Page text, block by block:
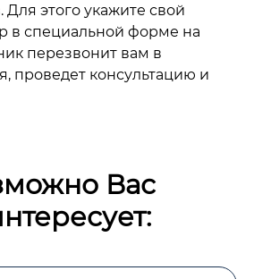
Для этого укажите свой
в специальной форме на
перезвонит вам в
проведет консультацию и
Вас